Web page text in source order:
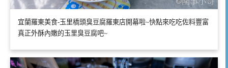
宜蘭羅東美食-玉里橋頭臭豆腐羅東店開幕啦~快點來吃吃佐料豐富
真正外酥內嫩的玉里臭豆腐吧~